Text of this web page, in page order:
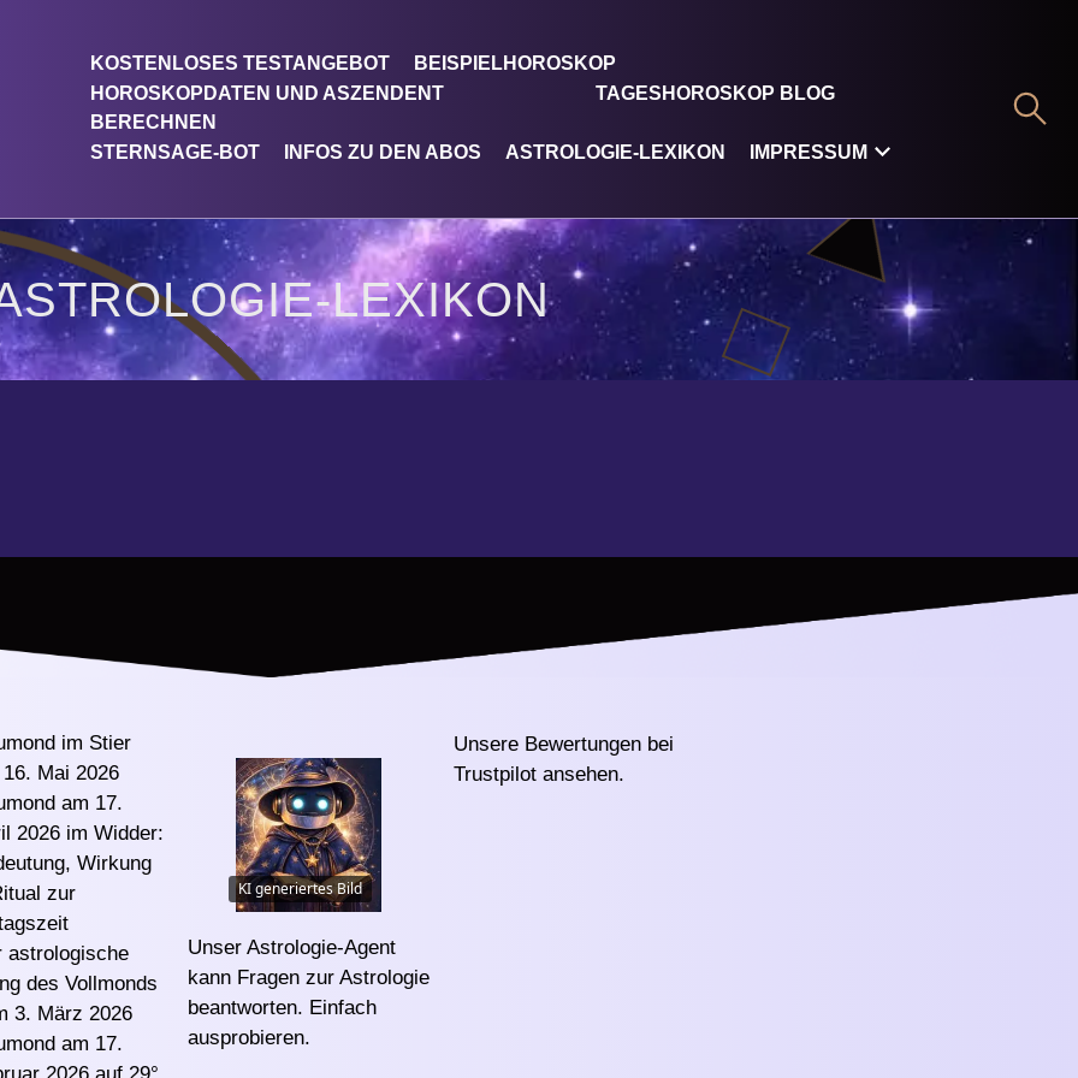
KOSTENLOSES TESTANGEBOT
BEISPIELHOROSKOP
HOROSKOPDATEN UND ASZENDENT
BERECHNEN
TAGESHOROSKOP BLOG
STERNSAGE-BOT INFOS ZU DEN ABOS ASTROLOGIE-LEXIKON IMPRESSUM
LEXIKON
im Stier
Mai 2026
am 17.
2026 im Widder:
Wirkung
zur
astrologische
des Vollmonds
3. März 2026
am 17.
KI generiertes Bild
Unser Astrologie-Agent
kann Fragen zur Astrologie
beantworten. Einfach
ausprobieren.
Unsere Bewertungen bei
Trustpilot ansehen.